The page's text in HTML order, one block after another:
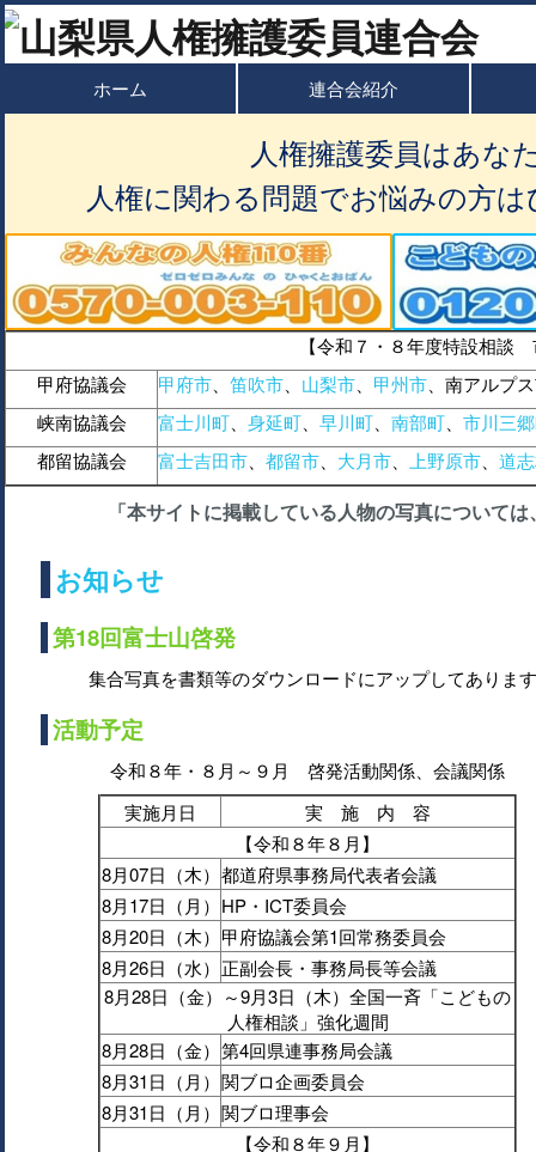
ホーム 連合会紹介
人権擁護委員はあな
人権に関わる問題でお悩みの方
【令和７・８年度特設相談
甲府協議会
甲府市 笛吹市 山梨市 甲州市 、南アルプ
峡南協議会
富士川町 身延町 早川町 南部町
市川三
都留協議会
富士吉田市 都留市 大月市 上野原市 道
「本サイトに掲載している人物の写真について
お知らせ
第18回富士山啓発
集合写真を書類等のダウンロードにアップしてありま
活動予定
令和８年・８月～９月 啓発活動関係、会議関係
実施月日
実 施 内 容
【令和８年８月】
8月07日（木） 都道府県事務局代表者会議
8月17日（月） HP・ICT委員会
8月20日（木） 甲府協議会第1回常務委員会
8月26日（水） 正副会長・事務局長等会議
8月28日（金）～9月3日（木）全国一斉「こどもの
人権相談」強化週間
8月28日（金） 第4回県連事務局会議
8月31日（月） 関ブロ企画委員会
8月31日（月） 関ブロ理事会
【令和８年９月】